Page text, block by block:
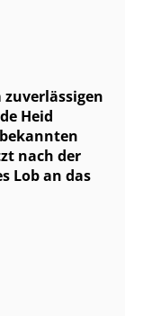
zuverlässigen
Heid
nach der
Lob an das